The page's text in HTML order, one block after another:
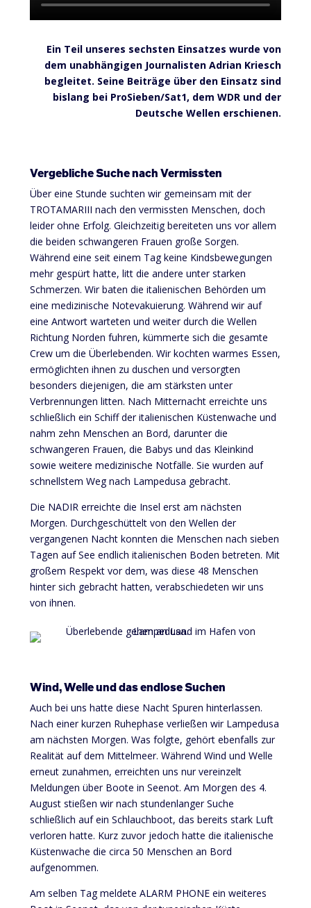
Ein Teil unseres sechsten Einsatzes wurde von
dem unabhängigen Journalisten Adrian Kriesch
begleitet. Seine Beiträge über den Einsatz sind
bislang bei ProSieben/Sat1, dem WDR und der
Deutsche Wellen erschienen.
Vergebliche Suche nach Vermissten
Über eine Stunde suchten wir gemeinsam mit der
TROTAMARIII nach den vermissten Menschen, doch
leider ohne Erfolg. Gleichzeitig bereiteten uns vor allem
die beiden schwangeren Frauen große Sorgen.
Während eine seit einem Tag keine Kindsbewegungen
mehr gespürt hatte, litt die andere unter starken
Schmerzen. Wir baten die italienischen Behörden um
eine medizinische Notevakuierung. Während wir auf
eine Antwort warteten und weiter durch die Wellen
Richtung Norden fuhren, kümmerte sich die gesamte
Crew um die Überlebenden. Wir kochten warmes Essen,
ermöglichten ihnen zu duschen und versorgten
besonders diejenigen, die am stärksten unter
Verbrennungen litten. Nach Mitternacht erreichte uns
schließlich ein Schiff der italienischen Küstenwache und
nahm zehn Menschen an Bord, darunter die
schwangeren Frauen, die Babys und das Kleinkind
sowie weitere medizinische Notfälle. Sie wurden auf
schnellstem Weg nach Lampedusa gebracht.
Die NADIR erreichte die Insel erst am nächsten
Morgen. Durchgeschüttelt von den Wellen der
vergangenen Nacht konnten die Menschen nach sieben
Tagen auf See endlich italienischen Boden betreten. Mit
großem Respekt vor dem, was diese 48 Menschen
hinter sich gebracht hatten, verabschiedeten wir uns
von ihnen.
Wind, Welle und das endlose Suchen
Auch bei uns hatte diese Nacht Spuren hinterlassen.
Nach einer kurzen Ruhephase verließen wir Lampedusa
am nächsten Morgen. Was folgte, gehört ebenfalls zur
Realität auf dem Mittelmeer. Während Wind und Welle
erneut zunahmen, erreichten uns nur vereinzelt
Meldungen über Boote in Seenot. Am Morgen des 4.
August stießen wir nach stundenlanger Suche
schließlich auf ein Schlauchboot, das bereits stark Luft
verloren hatte. Kurz zuvor jedoch hatte die italienische
Küstenwache die circa 50 Menschen an Bord
aufgenommen.
Am selben Tag meldete ALARM PHONE ein weiteres